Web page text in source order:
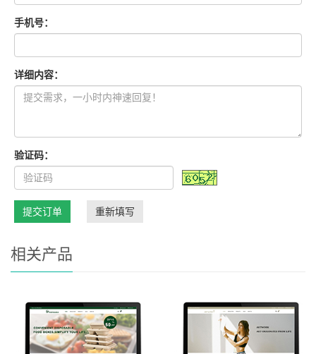
手机号：
详细内容：
验证码：
提交订单 重新填写
相关产品